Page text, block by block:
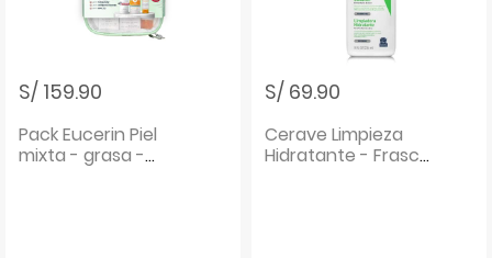
S/ 159.90
Pack Eucerin Piel
mixta - grasa -
S/ 69.90
Cerave Limpieza
Hidratante - Frasco